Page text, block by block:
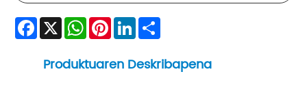
Facebook
X WhatsApp
Pinterest
LinkedIn
Produktuaren Deskribapena